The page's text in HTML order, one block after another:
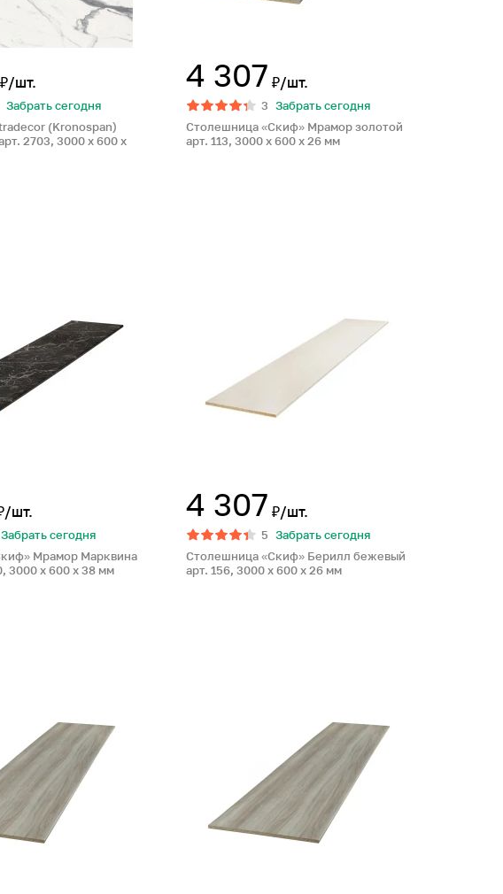
₽/шт.
Забрать сегодня
(Kronospan)
2703, 3000 x 600 x
4 307 ₽/шт.
3 Забрать сегодня
Столешница «Скиф» Мрамор золотой
арт. 113, 3000 x 600 x 26 мм
шт.
Забрать сегодня
Мрамор Марквина
3000 x 600 x 38 мм
4 307 ₽/шт.
5 Забрать сегодня
Столешница «Скиф» Берилл бежевый
арт. 156, 3000 x 600 x 26 мм